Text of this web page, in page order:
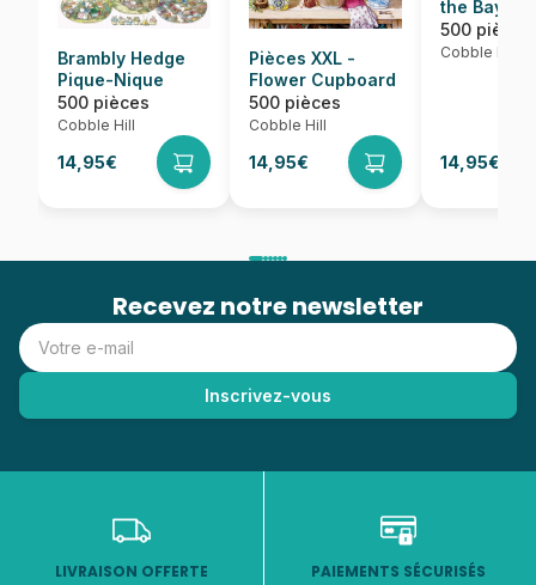
Brambly Hedge
Pique-Nique
500 pièces
Cobble Hill
14,95€
Pièces XXL -
Flower Cupboard
500 pièces
Cobble Hill
14,95€
the Bay
500 pièces
Cobble Hill
14,95€
Recevez notre newsletter
LIVRAISON OFFERTE
PAIEMENTS SÉCURISÉS